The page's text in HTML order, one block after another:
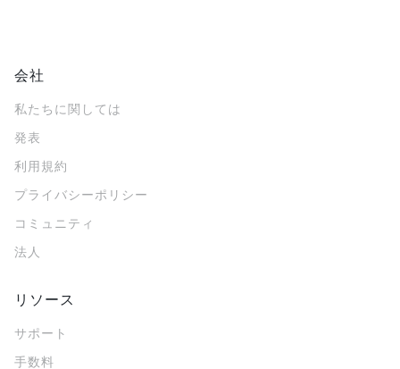
会社
私たちに関しては
発表
利用規約
プライバシーポリシー
コミュニティ
法人
リソース
サポート
手数料